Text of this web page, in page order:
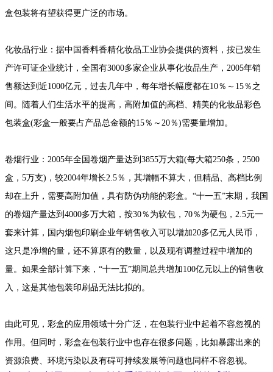
盒包装将有望获得更广泛的市场。
化妆品行业：据中国香料香精化妆品工业协会提供的资料，按已发生
产许可证企业统计，全国有3000多家企业从事化妆品生产，2005年销
售额达到近1000亿元，过去几年中，每年增长幅度都在10％～15％之
间。随着人们生活水平的提高，高附加值的高档、精美的化妆品彩色
包装盒(彩盒一般要占产品总金额的15％～20％)需要量增加。
卷烟行业：2005年全国卷烟产量达到3855万大箱(每大箱250条，2500
盒，5万支)，较2004年增长2.5％，其增幅不算大，但精品、高档比例
却在上升，需要高附加值，具有防伪功能的彩盒。“十一五”末期，我国
的卷烟产量达到4000多万大箱，按30％为软包，70％为硬包，2.5元一
套来计算，国内烟包印刷企业年销售收入可以增加20多亿元人民币，
这只是净增的量，还不算原有的数量，以及现有调整过程中增加的
量。如果全部计算下来，“十一五”期间总共增加100亿元以上的销售收
入，这是其他包装印刷品无法比拟的。
由此可见，彩盒的应用领域十分广泛，在包装行业中起着不容忽视的
作用。但同时，彩盒在包装行业中也存在很多问题，比如暴露出来的
资源浪费、环境污染以及有碍可持续发展等问题也同样不容忽视。